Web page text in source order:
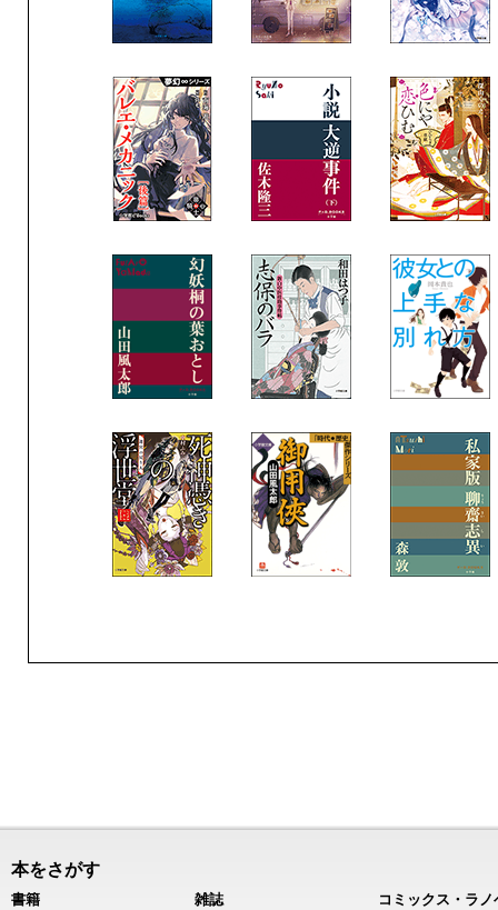
本をさがす
書籍
雑誌
コミックス・ラノ